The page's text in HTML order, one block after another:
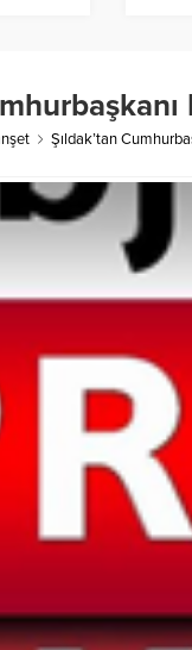
Şıldak’tan